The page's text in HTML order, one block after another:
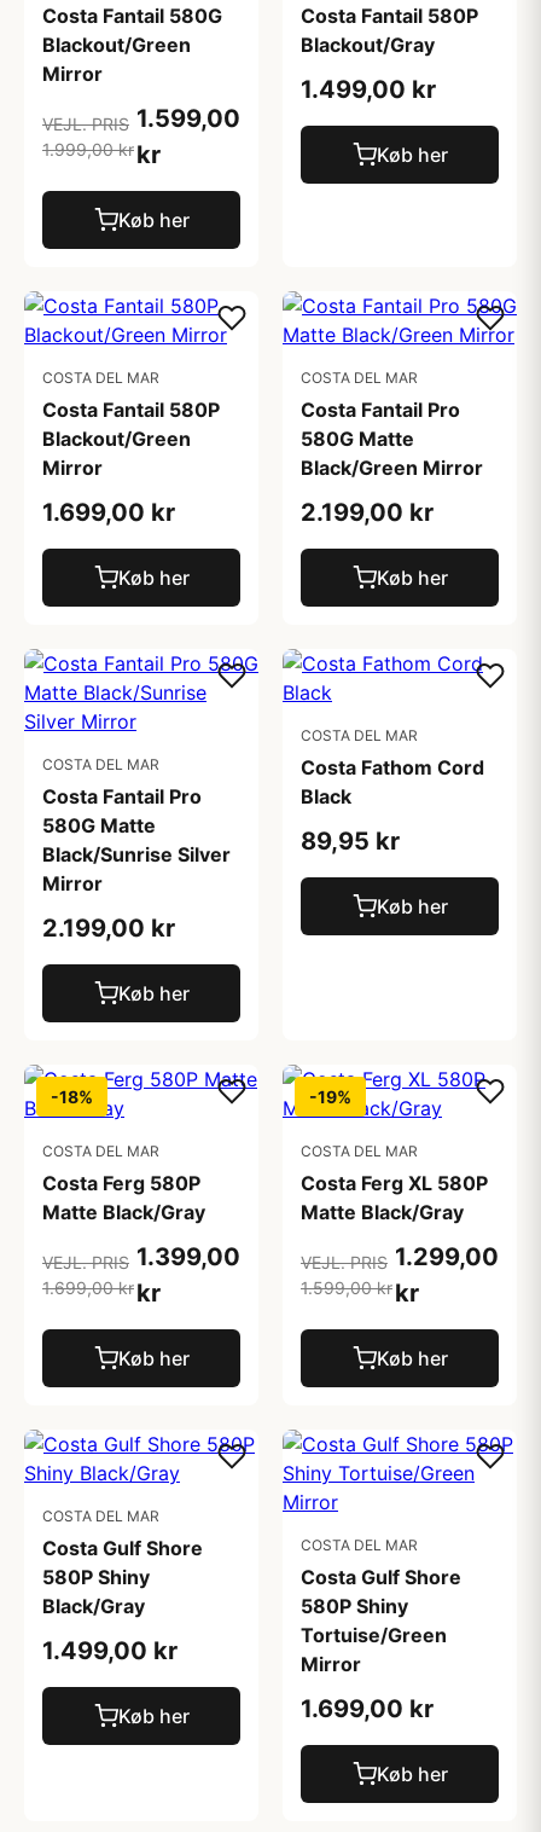
Costa Fantail 580G
Blackout/Green
Mirror
VEJL. PRIS
1.999,00 kr
1.599,00
kr
Køb her
Costa Fantail 580P
Blackout/Gray
1.499,00 kr
Køb her
COSTA DEL MAR
Costa Fantail 580P
Blackout/Green
Mirror
1.699,00 kr
Køb her
COSTA DEL MAR
Costa Fantail Pro
580G Matte
Black/Green Mirror
2.199,00 kr
Køb her
COSTA DEL MAR
Costa Fantail Pro
580G Matte
Black/Sunrise Silver
Mirror
2.199,00 kr
Køb her
COSTA DEL MAR
Costa Fathom Cord
Black
89,95 kr
Køb her
-18%
COSTA DEL MAR
Costa Ferg 580P
Matte Black/Gray
VEJL. PRIS
1.699,00 kr
1.399,00
kr
Køb her
-19%
COSTA DEL MAR
Costa Ferg XL 580P
Matte Black/Gray
VEJL. PRIS
1.599,00 kr
1.299,00
kr
Køb her
COSTA DEL MAR
Costa Gulf Shore
580P Shiny
Black/Gray
1.499,00 kr
Køb her
COSTA DEL MAR
Costa Gulf Shore
580P Shiny
Tortuise/Green
Mirror
1.699,00 kr
Køb her